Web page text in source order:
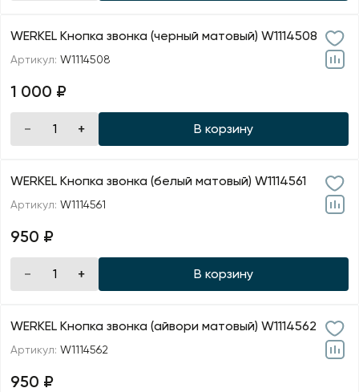
WERKEL Кнопка звонка (черный матовый) W1114508
Артикул: W1114508
1 000 ₽
В корзину
WERKEL Кнопка звонка (белый матовый) W1114561
Артикул: W1114561
950 ₽
В корзину
WERKEL Кнопка звонка (айвори матовый) W1114562
Артикул: W1114562
950 ₽